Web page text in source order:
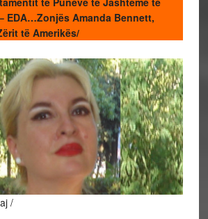
EDA…Zonjës Amanda Bennett,
të Amerikës/
/